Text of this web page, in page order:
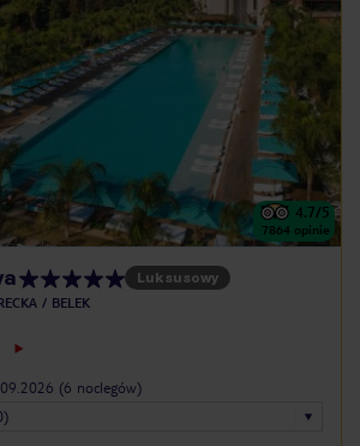
4.7/5
7864 opinie
Luksusowy
BELEK
(6 noclegów)